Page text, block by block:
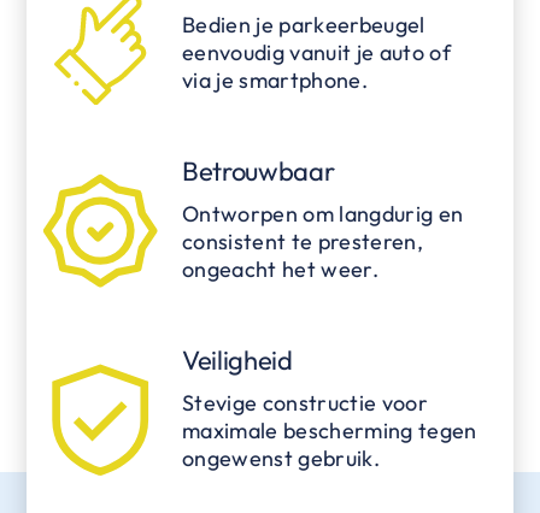
Bedien je parkeerbeugel
eenvoudig vanuit je auto of
via je smartphone.
Betrouwbaar
Ontworpen om langdurig en
consistent te presteren,
ongeacht het weer.
Veiligheid
Stevige constructie voor
maximale bescherming tegen
ongewenst gebruik.